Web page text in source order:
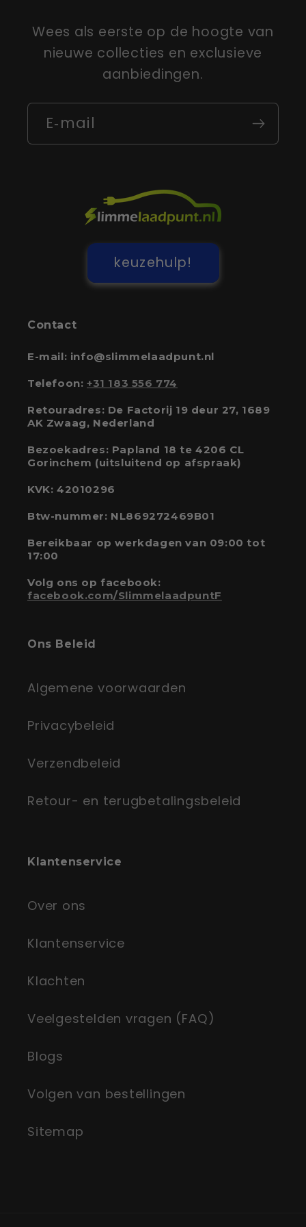
Wees als eerste op de hoogte van
nieuwe collecties en exclusieve
aanbiedingen.
E‑mail
keuzehulp!
Contact
E-mail: info@slimmelaadpunt.nl
Telefoon: +31 183 556 774
Retouradres: De Factorij 19 deur 27, 1689
AK Zwaag, Nederland
Bezoekadres: Papland 18 te 4206 CL
Gorinchem (uitsluitend op afspraak)
KVK: 42010296
Btw-nummer: NL869272469B01
Bereikbaar op werkdagen van 09:00 tot
17:00
Volg ons op facebook:
facebook.com/SlimmelaadpuntF
Ons Beleid
Algemene voorwaarden
Privacybeleid
Verzendbeleid
Retour- en terugbetalingsbeleid
Klantenservice
Over ons
Klantenservice
Klachten
Veelgestelden vragen (FAQ)
Blogs
Volgen van bestellingen
Sitemap